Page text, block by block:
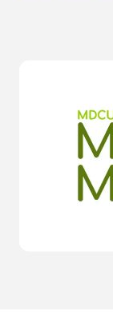
ปฏิบัติตัวอย่างไรปลอด
0.0